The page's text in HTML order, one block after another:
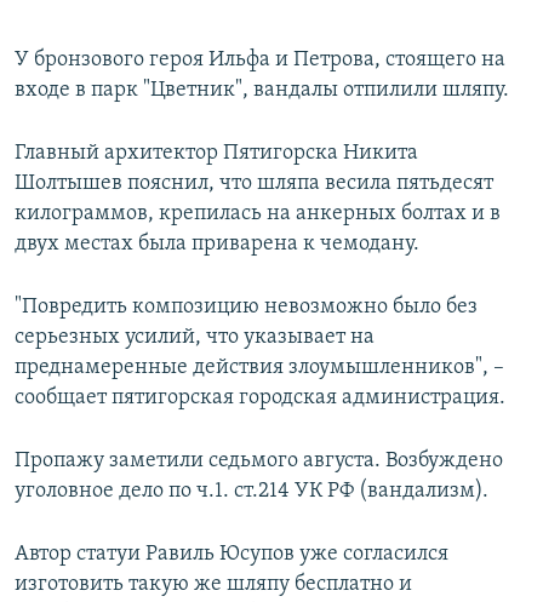
Все сайты РСЕ/РС
У бронзового героя Ильфа и Петрова, стоящего на
входе в парк "Цветник", вандалы отпилили шляпу.
Главный архитектор Пятигорска Никита
Шолтышев пояснил, что шляпа весила пятьдесят
килограммов, крепилась на анкерных болтах и в
двух местах была приварена к чемодану.
"Повредить композицию невозможно было без
серьезных усилий, что указывает на
преднамеренные действия злоумышленников", –
сообщает пятигорская городская администрация.
Пропажу заметили седьмого августа. Возбуждено
уголовное дело по ч.1. ст.214 УК РФ (вандализм).
Автор статуи Равиль Юсупов уже согласился
изготовить такую же шляпу бесплатно и